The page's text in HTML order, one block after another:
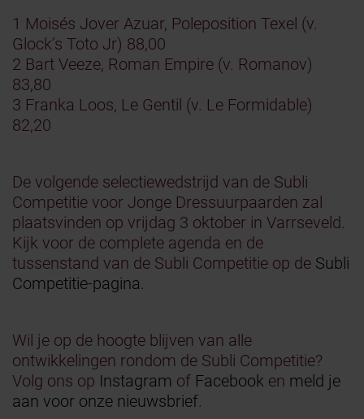
1 Moisés Jover Azuar, Poleposition Texel (v.
Glock’s Toto Jr) 88,00
2 Bart Veeze, Roman Empire (v. Romanov)
83,80
3 Franka Loos, Le Gentil (v. Le Formidable)
82,20
De volgende selectiewedstrijd van de Subli
Competitie voor Jonge Dressuurpaarden zal
plaatsvinden op vrijdag 3 oktober in Varrseveld.
Kijk voor de complete agenda en de
tussenstand van de Subli Competitie op de Subli
Competitie-pagina.
Wil je op de hoogte blijven van alle
ontwikkelingen rondom de Subli Competitie?
Volg ons op Instagram of Facebook en meld je
aan voor onze nieuwsbrief.